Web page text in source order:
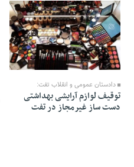
01 Khordad 1403 - 17:19
دادستان عمومی و انقلاب تفت:
توقیف لوازم آرایشی بهداشتی
دست ساز غیرمجاز در تفت